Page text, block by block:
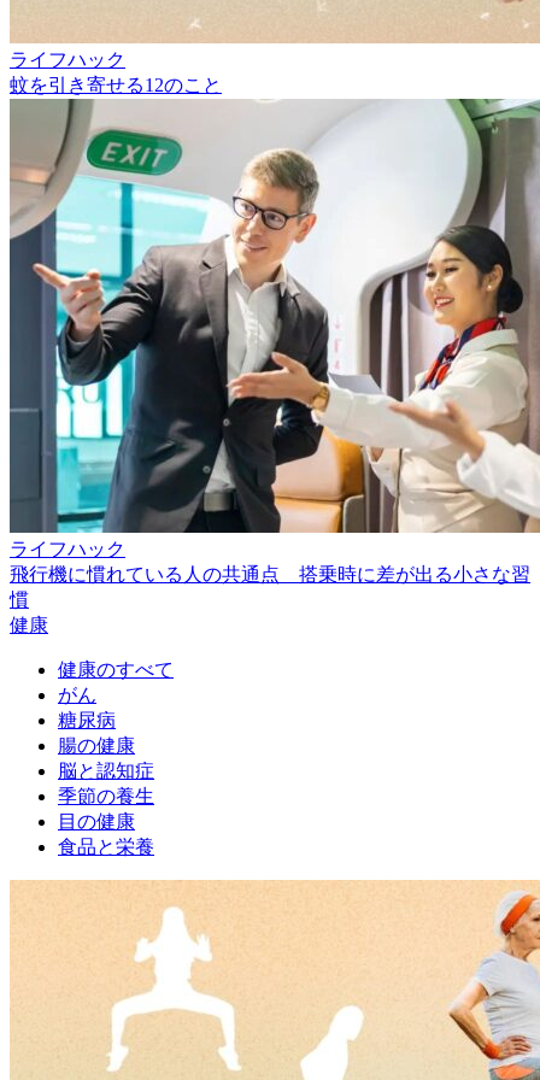
ライフハック
蚊を引き寄せる12のこと
ライフハック
飛行機に慣れている人の共通点 搭乗時に差が出る小さな習
慣
健康
健康のすべて
がん
糖尿病
腸の健康
脳と認知症
季節の養生
目の健康
食品と栄養